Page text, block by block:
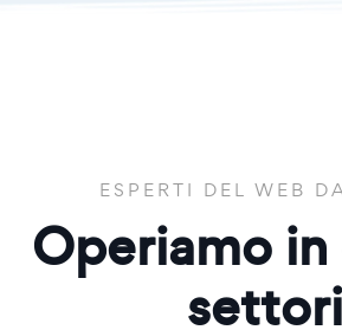
ESPERTI DEL WEB
Operiamo
settori